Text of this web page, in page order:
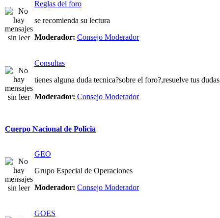
Reglas del foro
se recomienda su lectura
Moderador: Consejo Moderador
Consultas
tienes alguna duda tecnica?sobre el foro?,resuelve tus
Moderador: Consejo Moderador
Cuerpo Nacional de Policia
GEO
Grupo Especial de Operaciones
Moderador: Consejo Moderador
GOES